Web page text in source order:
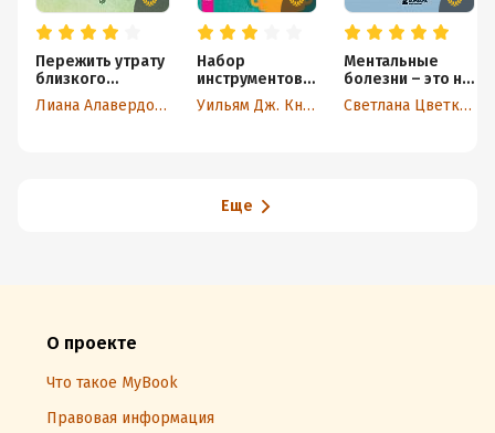
Пережить утрату
близкого
человека: как
помочь себе и Лиана Алавердова
Набор
инструментов
для работы с
гневом:
эмоциями и
сохранения
Уильям Дж. Кнаус
Ментальные
болезни – это не
стыдно. Книга о
том, как
Светлана Цветкова
Еще
О проекте
Что такое MyBook
Правовая информация